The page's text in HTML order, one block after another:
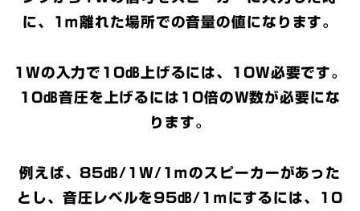
に、1ｍ離れた場所での音量の値になります。
1Wの入力で10㏈上げるには、10W必要です。
10㏈音圧を上げるには10倍のW数が必要にな
ります。
例えば、85㏈/1W/1ｍのスピーカーがあった
とし、音圧レベルを95㏈/1ｍにするには、10